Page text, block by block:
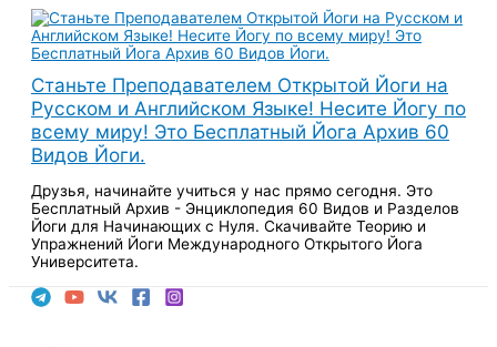
Перейти
содержимому
Станьте Преподавателем Открытой Йоги на
Русском и Английском Языке! Несите Йогу по
всему миру! Это Бесплатный Йога Архив 60
Видов Йоги.
Друзья, начинайте учиться у нас прямо сегодня. Это
Бесплатный Архив - Энциклопедия 60 Видов и Разделов
Йоги для Начинающих с Нуля. Скачивайте Теорию и
Упражнений Йоги Международного Открытого Йога
Университета.